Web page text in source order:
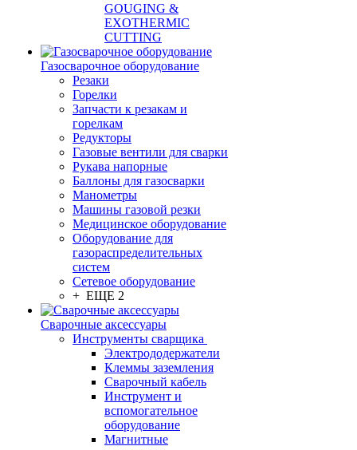
GOUGING &
EXOTHERMIC
CUTTING
Газосварочное оборудование
Резаки
Горелки
Запчасти к резакам и
горелкам
Редукторы
Газовые вентили для сварки
Рукава напорные
Баллоны для газосварки
Манометры
Машины газовой резки
Медицинское оборудование
Оборудование для
газораспределительных
систем
Сетевое оборудование
+ ЕЩЕ 2
Сварочные аксессуары
Инструменты сварщика
Электрододержатели
Клеммы заземления
Сварочный кабель
Инструмент и
вспомогательное
оборудование
Магнитные